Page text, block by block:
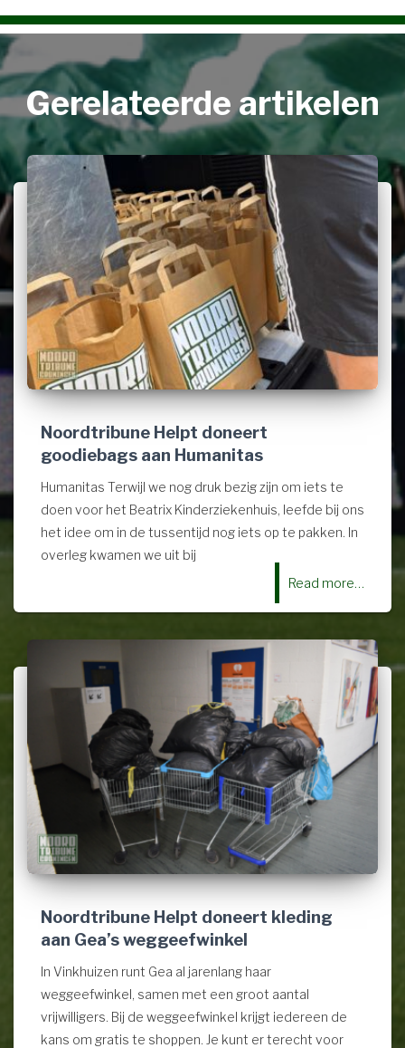
Gerelateerde artikelen
Noordtribune Helpt doneert
goodiebags aan Humanitas
Humanitas Terwijl we nog druk bezig zijn om iets te
doen voor het Beatrix Kinderziekenhuis, leefde bij ons
het idee om in de tussentijd nog iets op te pakken. In
overleg kwamen we uit bij
Read more…
Noordtribune Helpt doneert kleding
aan Gea’s weggeefwinkel
In Vinkhuizen runt Gea al jarenlang haar
weggeefwinkel, samen met een groot aantal
vrijwilligers. Bij de weggeefwinkel krijgt iedereen de
kans om gratis te shoppen. Je kunt er terecht voor